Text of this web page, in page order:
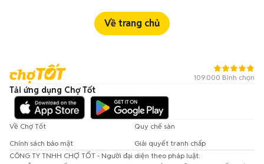
Về trang chủ
109.000 Bình chọn
Tải ứng dụng Chợ Tốt
Về Chợ Tốt
Quy chế sàn
Chính sách bảo mật
Giải quyết tranh chấp
CÔNG TY TNHH CHỢ TỐT - Người đại diện theo pháp luật: